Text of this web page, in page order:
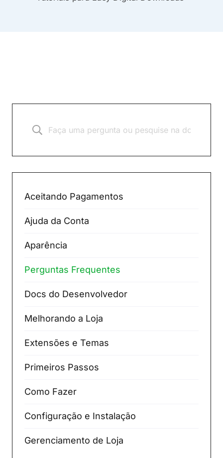
Aceitando Pagamentos
Ajuda da Conta
Aparência
Perguntas Frequentes
Docs do Desenvolvedor
Melhorando a Loja
Extensões e Temas
Primeiros Passos
Como Fazer
Configuração e Instalação
Gerenciamento de Loja